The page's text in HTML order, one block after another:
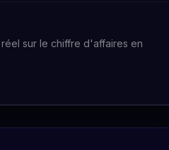
sur le chiffre d'affaires en